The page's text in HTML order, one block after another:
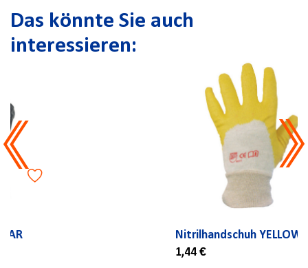
Das könnte Sie auch
interessieren:
Nitrilhandschuh YELLOWSTAR